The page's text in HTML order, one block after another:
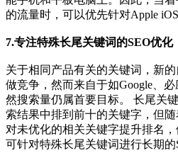
的流量时，可以优先针对Apple iOS
7.专注特殊长尾关键词的SEO优化
关于相同产品有关的关键词，新
做竞争，然而来自于如Google、
然搜索量仍属首要目标。 长尾关
索结果中排到前十的关键字，但
对未优化的相关关键字提升排名
可针对特殊长尾关键词进行长期的